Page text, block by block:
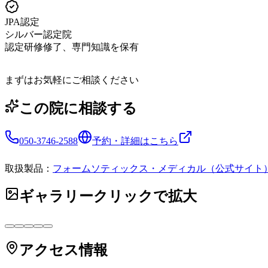
JPA認定
シルバー認定院
認定研修修了、専門知識を保有
まずはお気軽にご相談ください
この院に相談する
050-3746-2588 予約・詳細はこちら
取扱製品： フォームソティックス・メディカル（公式サイト
ギャラリークリックで拡大
アクセス情報